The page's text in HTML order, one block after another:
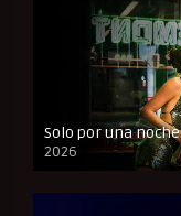
Solo por una noche
2026
CAM